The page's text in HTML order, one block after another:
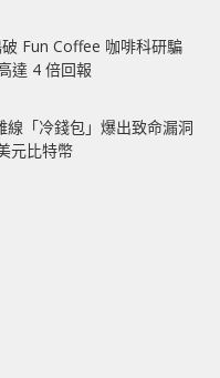
Fun Coffee 咖啡科研騙
達 4 倍回報
線「冷錢包」爆出致命漏洞
元比特幣